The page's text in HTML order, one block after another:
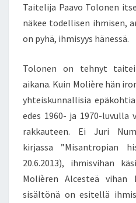
Taitelija Paavo Tolonen
näkee todellisen ihmisen,
on pyhä, ihmisyys hänessä.
Tolonen on tehnyt
aikana. Kuin Molière hän
yhteiskunnallisia
edes 1960- ja 1970-
rakkauteen. Ei Juri
kirjassa ”Misantropian
20.6.2013), ihmisvihan
Molièren Alcesteä vihan
sisältönä on esitellä